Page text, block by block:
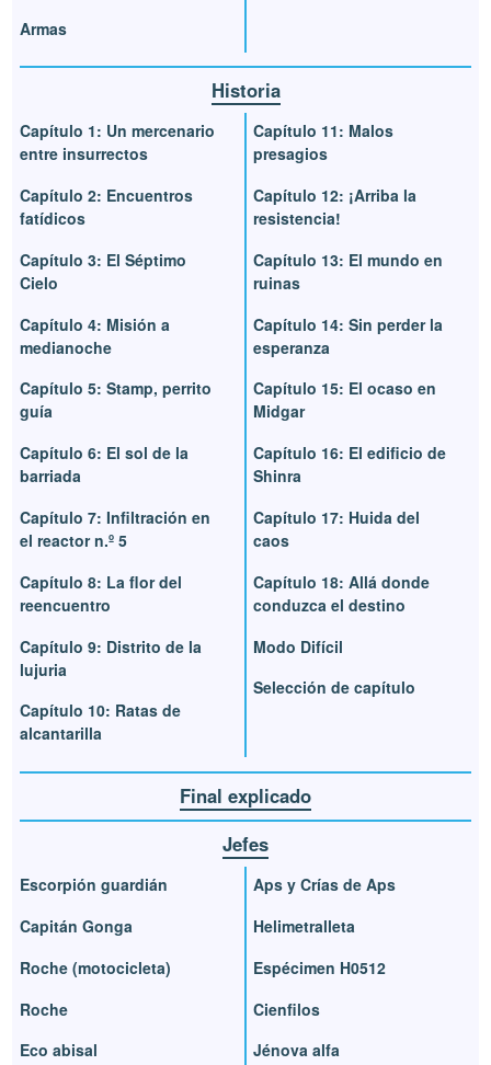
Armas
Historia
Capítulo 1: Un mercenario
entre insurrectos
Capítulo 2: Encuentros
fatídicos
Capítulo 3: El Séptimo
Cielo
Capítulo 4: Misión a
medianoche
Capítulo 5: Stamp, perrito
guía
Capítulo 6: El sol de la
barriada
Capítulo 7: Infiltración en
el reactor n.º 5
Capítulo 8: La flor del
reencuentro
Capítulo 9: Distrito de la
lujuria
Capítulo 10: Ratas de
alcantarilla
Capítulo 11: Malos
presagios
Capítulo 12: ¡Arriba la
resistencia!
Capítulo 13: El mundo en
ruinas
Capítulo 14: Sin perder la
esperanza
Capítulo 15: El ocaso en
Midgar
Capítulo 16: El edificio de
Shinra
Capítulo 17: Huida del
caos
Capítulo 18: Allá donde
conduzca el destino
Modo Difícil
Selección de capítulo
Final explicado
Jefes
Escorpión guardián
Capitán Gonga
Roche (motocicleta)
Roche
Eco abisal
Aps y Crías de Aps
Helimetralleta
Espécimen H0512
Cienfilos
Jénova alfa